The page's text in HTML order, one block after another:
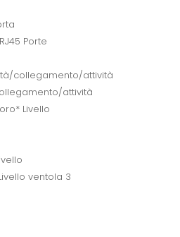
Porte
collegamento/attività
attività
Livello
ventola 3